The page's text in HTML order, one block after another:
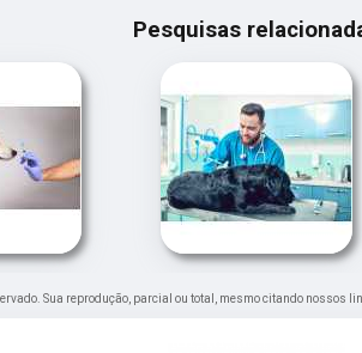
Pesquisas
Sua reprodução, parcial ou total, mesmo citando nossos